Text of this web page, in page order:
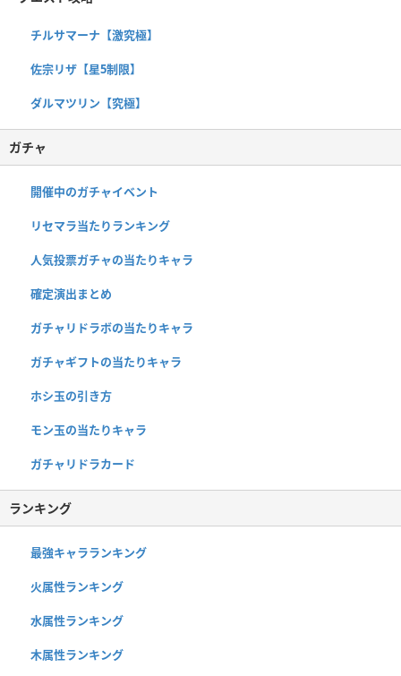
チルサマーナ【激究極】
佐宗リザ【星5制限】
ダルマツリン【究極】
ガチャ
開催中のガチャイベント
リセマラ当たりランキング
人気投票ガチャの当たりキャラ
確定演出まとめ
ガチャリドラボの当たりキャラ
ガチャギフトの当たりキャラ
ホシ玉の引き方
モン玉の当たりキャラ
ガチャリドラカード
ランキング
最強キャラランキング
火属性ランキング
水属性ランキング
木属性ランキング